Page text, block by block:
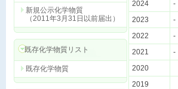
新規公示化学物質
（2011年3月31日以前届出）
既存化学物質リスト
既存化学物質
2024
-
2023
-
2022
-
2021
-
2020
2019